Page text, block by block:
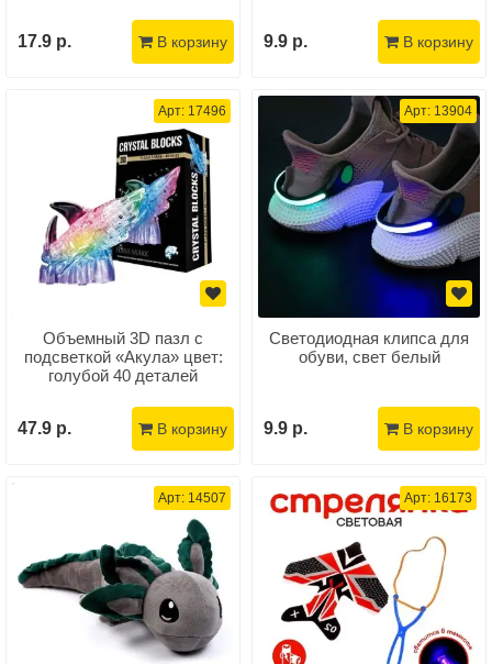
17.9 р. В корзину 9.9 р. В корзину
Арт: 17496
Объемный 3D пазл с
подсветкой «Акула» цвет:
голубой 40 деталей
47.9 р. В корзину
Арт: 13904
Светодиодная клипса для
обуви, свет белый
9.9 р. В корзину
Арт: 14507 Арт: 16173